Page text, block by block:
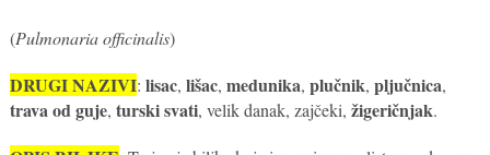
(Pulmonaria officinalis)
DRUGI NAZIVI: lisac, lišac, medunika, plučnik, pljučnica,
trava od guje, turski svati, velik danak, zajčeki, žigeričnjak.